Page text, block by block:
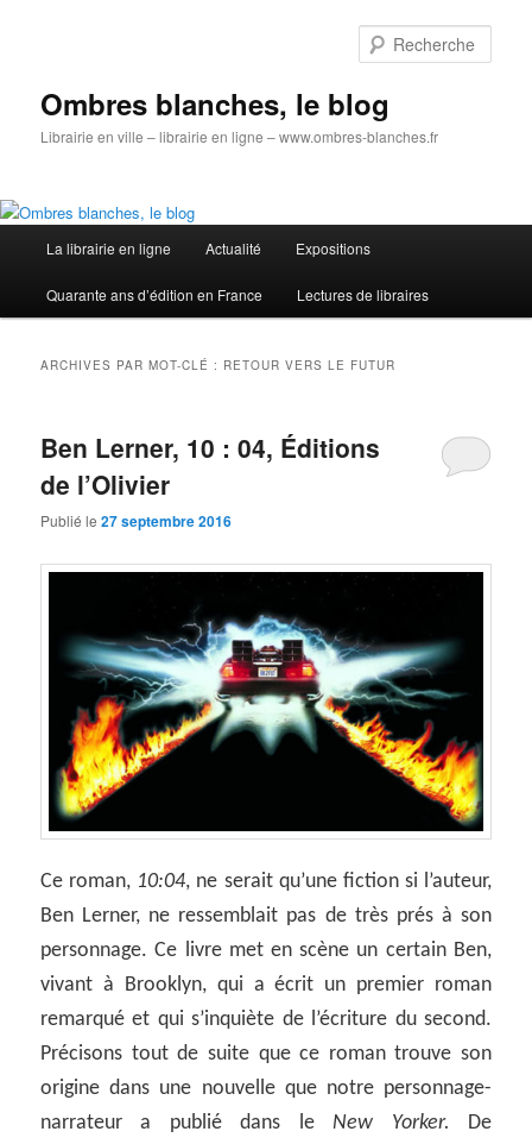
Ombres blanches, le blog
Librairie en ville – librairie en ligne – www.ombres-blanches.fr
principal
La librairie en ligne Actualité Expositions
Quarante ans d’édition en France Lectures de libraires
ARCHIVES PAR MOT-CLÉ : RETOUR VERS LE FUTUR
Ben Lerner, 10 : 04, Éditions
de l’Olivier
Publié le27 septembre 2016
Ce roman, 10:04, ne serait qu’une fiction si l’auteur,
Ben Lerner, ne ressemblait pas de très prés à son
personnage. Ce livre met en scène un certain Ben,
vivant à Brooklyn, qui a écrit un premier roman
remarqué et qui s’inquiète de l’écriture du second.
Précisons tout de suite que ce roman trouve son
origine dans une nouvelle que notre personnage-
narrateur a publié dans leNew Yorker. De